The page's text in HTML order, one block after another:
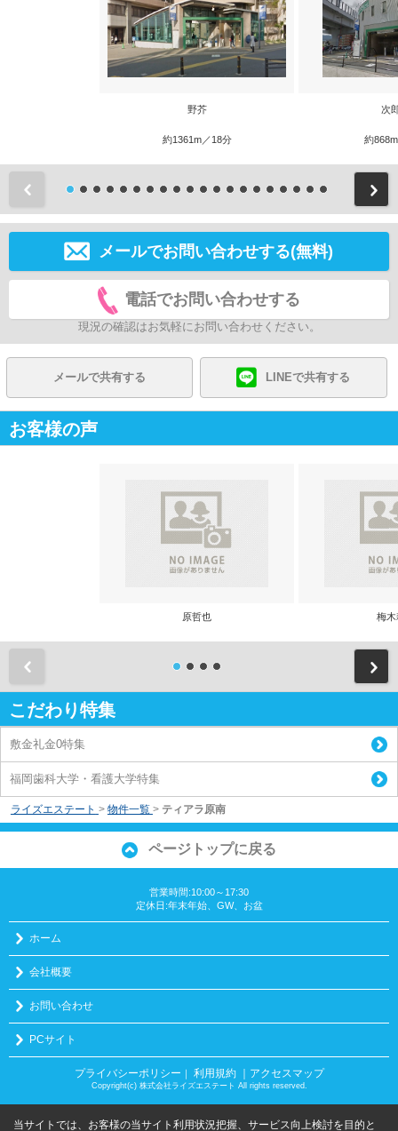
野芥
約1361m／18分
次
約
メールでお問い合わせする(無料)
電話でお問い合わせする
現況の確認はお気軽にお問い合わせください。
メールで共有する LINEで共有する
お客様の声
原哲也 梅木
こだわり特集
敷金礼金0特集
福岡歯科大学・看護大学特集
ライズエステート > 物件一覧 > ティアラ原南
ページトップに戻る
営業時間:10:00～17:30
定休日:年末年始、GW、お盆
ホーム
会社概要
お問い合わせ
PCサイト
プライバシーポリシー 利用規約 ｜アクセスマップ
Copyright(c) 株式会社ライズエステート All rights reserved.
当サイトでは、お客様の当サイト利用状況把握、サービス向上検討を目的と